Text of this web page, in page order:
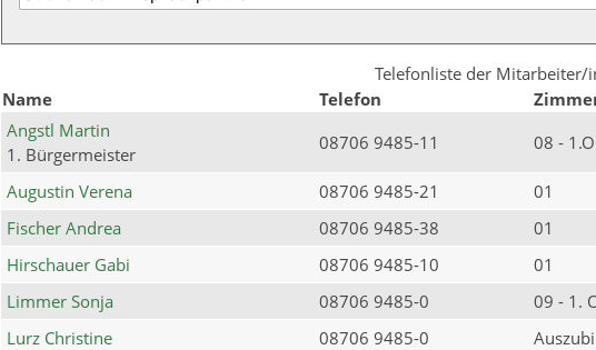
Telefonliste der Mitarbeiter/
Name
Telefon
Angstl Martin
1. Bürgermeister
08706 9485-11 08 -
Augustin Verena 08706 9485-21 01
Fischer Andrea
08706 9485-38 01
Hirschauer Gabi
08706 9485-10 01
Limmer Sonja
08706 9485-0 09 - 1.
Lurz Christine
08706 9485-0